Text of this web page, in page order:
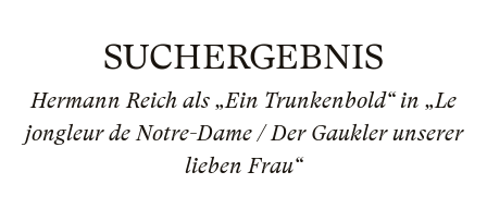
SUCHERGEBNIS
Hermann Reich als „Ein Trunkenbold“ in „Le
jongleur de Notre-Dame / Der Gaukler unserer
lieben Frau“